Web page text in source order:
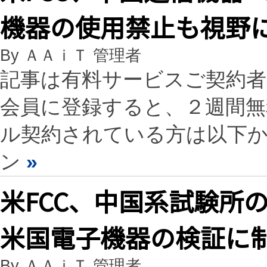
機器の使用禁止も視野
By ＡＡｉＴ 管理者
記事は有料サービスご契約
会員に登録すると、２週間
ル契約されている方は以下
ン »
米FCC、中国系試験
米国電子機器の検証に